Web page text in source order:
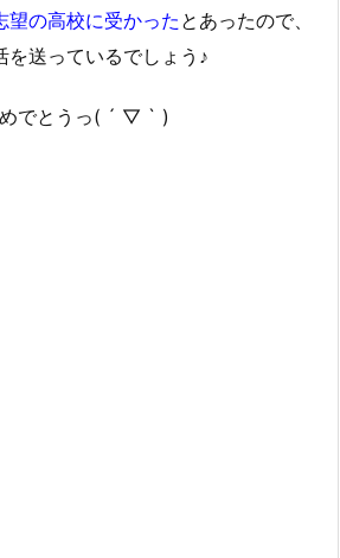
望の高校に受かったとあったので、
を送っているでしょう♪
でとうっ( ´ ▽ ` )